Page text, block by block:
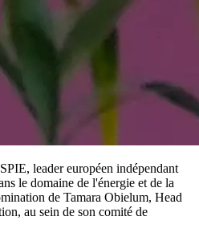
leader européen indépendant
le domaine de l'énergie et de la
de Tamara Obielum, Head
au sein de son comité de